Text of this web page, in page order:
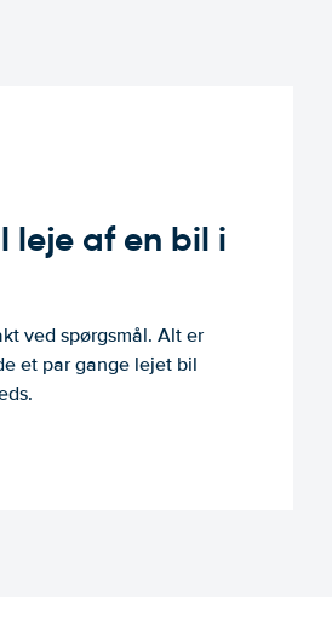
af en bil i
ved spørgsmål. Alt er
et par gange lejet bil